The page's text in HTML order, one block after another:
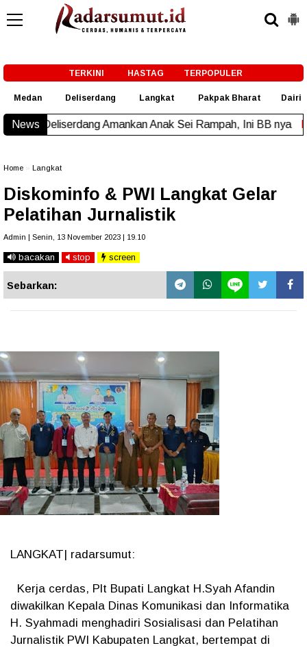
TERKINI HASTAG TERPOPULER
Medan Deliserdang Langkat Pakpak Bharat Dairi
News
Deliserdang Amankan Anak Sei Rampah, Ini BB nya New!
Home Langkat
Diskominfo & PWI Langkat Gelar
Pelatihan Jurnalistik
Admin | Senin, 13 November 2023 | 19.10
bacakan stop screen
Sebarkan:
LANGKAT| radarsumut:
Kerja cerdas, Plt Bupati Langkat H.Syah Afandin
diwakilkan Kepala Dinas Komunikasi dan Informatika
H. Syahmadi menghadiri Sosialisasi dan Pelatihan
Jurnalistik PWI Kabupaten Langkat, bertempat di